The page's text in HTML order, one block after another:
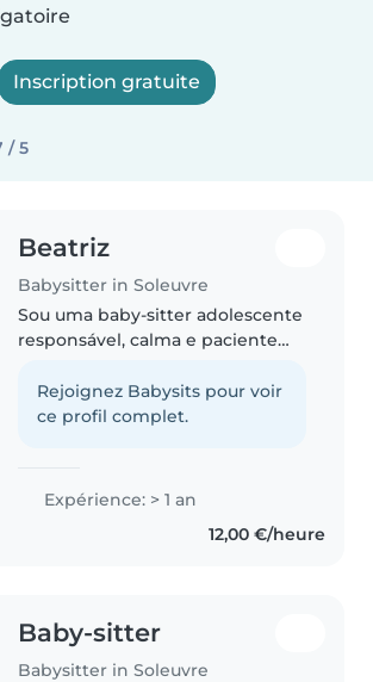
Inscription gratuite
/ 5
Beatriz
Babysitter in Soleuvre
Sou uma baby-sitter adolescente
responsável, calma e paciente
cuidar de bebés, crianças
pequenas e pré-escolares. Falo
Rejoignez Babysits pour voir
ce profil complet.
Expérience: > 1 an
12,00 €/heure
Baby-sitter
Babysitter in Soleuvre